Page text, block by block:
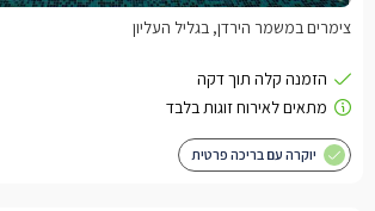
צימרים במשמר הירדן, בגליל העליון
יוקרה עם בריכה פרטית